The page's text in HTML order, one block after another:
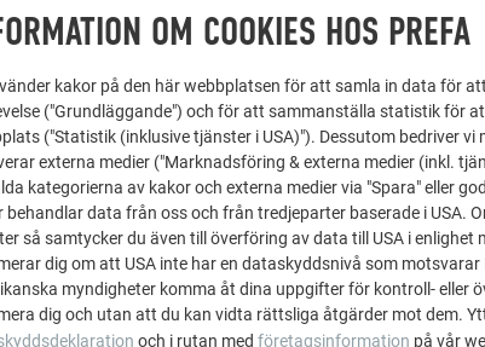
Montrachet
byggnad
OM COOKIES HOS PREFA
kakor på den här webbplatsen för att samla in data för
("Grundläggande") och för att sammanställa statistik för
("Statistik (inklusive tjänster i USA)"). Dessutom bedriver
externa medier ("Marknadsföring & externa medier (inkl.
kategorierna av kakor och externa medier via "Spara" eller
behandlar data från oss och från tredjeparter baserade i USA.
så samtycker du även till överföring av data till USA i enlighet
dig om att USA inte har en dataskyddsnivå som motsvarar
myndigheter komma åt dina uppgifter för kontroll- eller
dig och utan att du kan vidta rättsliga åtgärder mot dem.
och i rutan med företagsinformation på vår